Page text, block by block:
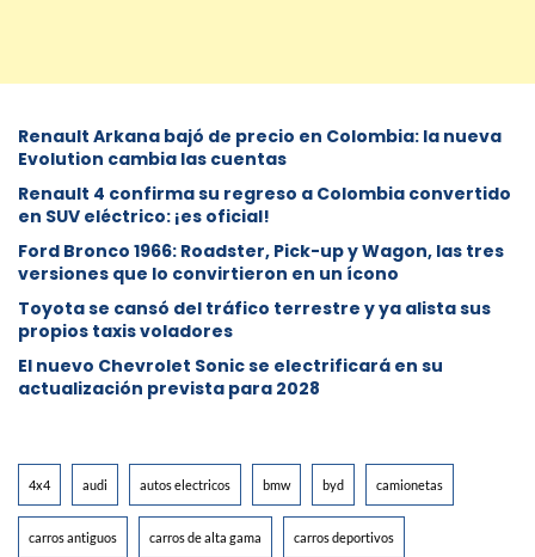
Renault Arkana bajó de precio en Colombia: la nueva
Evolution cambia las cuentas
Renault 4 confirma su regreso a Colombia convertido
en SUV eléctrico: ¡es oficial!
Ford Bronco 1966: Roadster, Pick-up y Wagon, las tres
versiones que lo convirtieron en un ícono
Toyota se cansó del tráfico terrestre y ya alista sus
propios taxis voladores
El nuevo Chevrolet Sonic se electrificará en su
actualización prevista para 2028
4x4 audi autos electricos bmw byd camionetas
carros antiguos carros de alta gama carros deportivos